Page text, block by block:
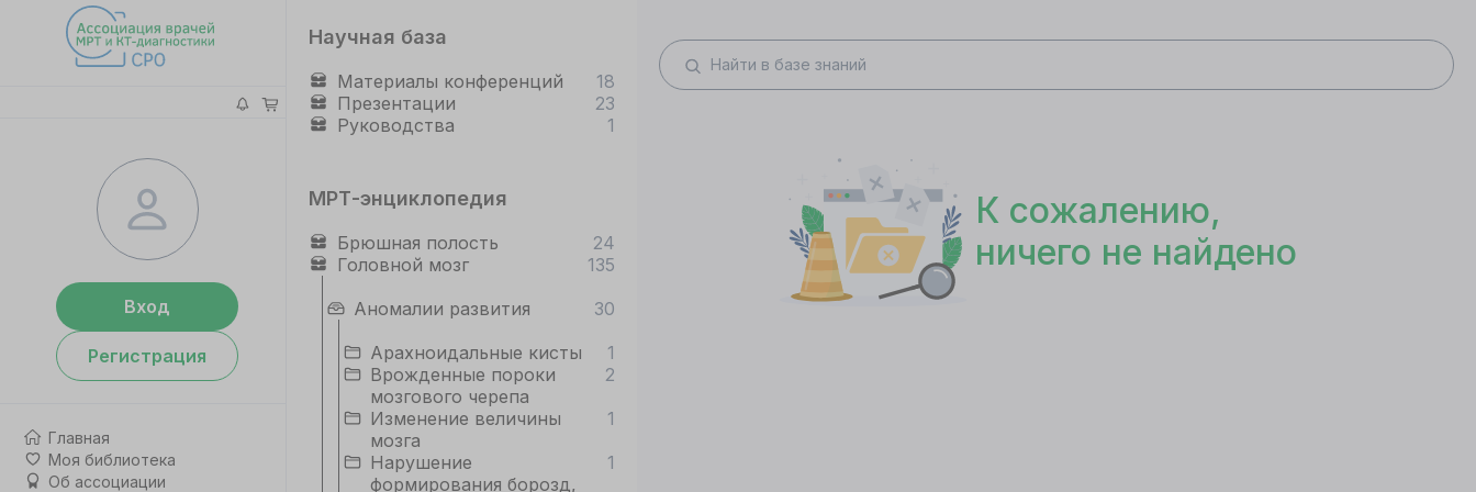
Вход
Регистрация
Главная
Моя библиотека
Об ассоциации
Научная база
Материалы конференций
18
Презентации
23
Руководства
1
МРТ-энциклопедия
Брюшная полость
24
Головной мозг
135
Аномалии развития
30
Арахноидальные кисты
1
Врожденные пороки
мозгового черепа
2
Изменение величины
мозга
1
Нарушение
формирования борозд,
1
К сожалению,
ничего не найдено